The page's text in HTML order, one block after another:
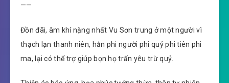
——
Đồn đãi, âm khí nặng nhất Vu Sơn trung ở một người vì
thạch lạn thanh niên, hắn phi người phi quỷ phi tiên phi
ma, lại có thể trợ giúp bọn họ trấn yêu trừ quỷ.